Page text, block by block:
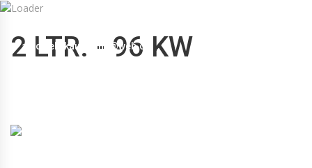
autowelt-kaufmann@web.de
2 LTR. - 96 KW